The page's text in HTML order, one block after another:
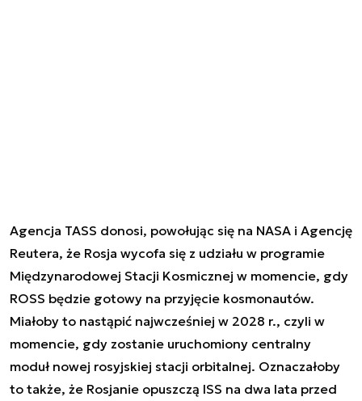
Agencja TASS donosi, powołując się na NASA i Agencję
Reutera, że Rosja wycofa się z udziału w programie
Międzynarodowej Stacji Kosmicznej w momencie, gdy
ROSS będzie gotowy na przyjęcie kosmonautów.
Miałoby to nastąpić najwcześniej w 2028 r., czyli w
momencie, gdy zostanie uruchomiony centralny
moduł nowej rosyjskiej stacji orbitalnej. Oznaczałoby
to także, że Rosjanie opuszczą ISS na dwa lata przed